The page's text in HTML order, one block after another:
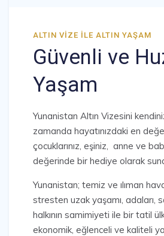
ALTIN VIZE ILE ALTIN YAŞAM
Güvenli ve
Yaşam
Yunanistan Altın Vizesini
zamanda hayatınızdaki en
çocuklarınız, eşiniz, anne ve
değerinde bir hediye olarak
Yunanistan; temiz ve ılıman
stresten uzak yaşamı, adaları,
halkının samimiyeti ile bir tatil
ekonomik, eğlenceli ve kaliteli